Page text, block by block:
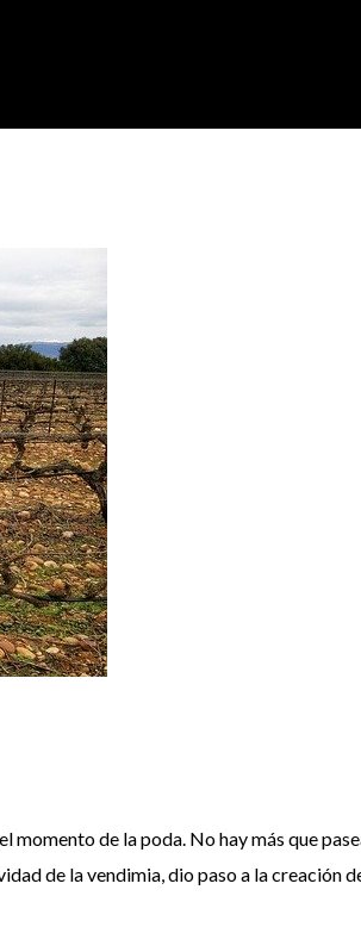
momento de la poda. No hay más que
de la vendimia, dio paso a la creación